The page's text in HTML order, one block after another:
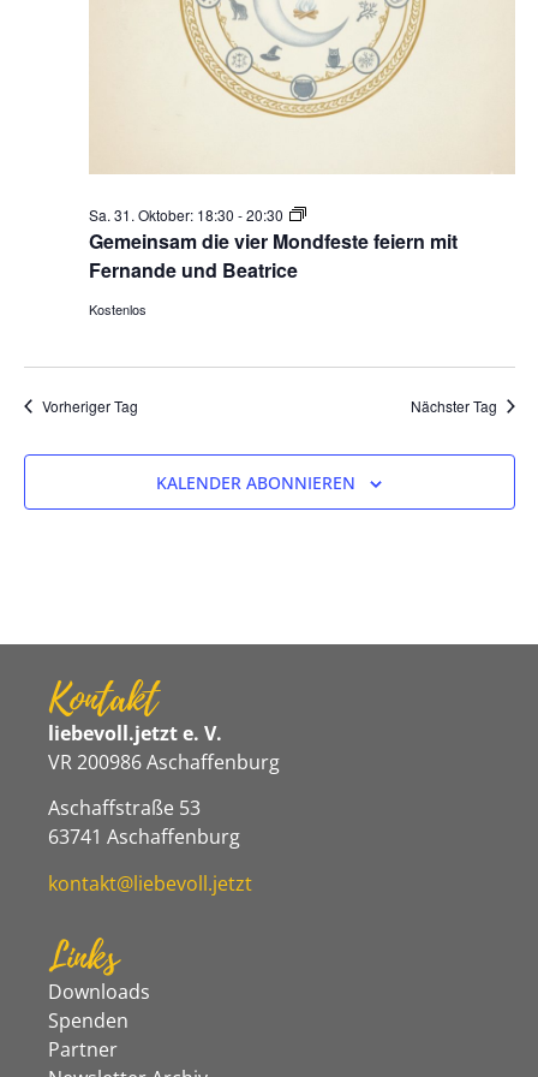
Gemeinsam die vier Mondfeste feiern mit
Fernande und Beatrice
Sa. 31. Oktober: 18:30 -20:30
Gemeinsam
die
Kostenlos
Vorheriger Tag Nächster Tag
KALENDER ABONNIEREN
Kontakt
liebevoll.jetzt e. V.
VR 200986 Aschaffenburg
Aschaffstraße 53
63741 Aschaffenburg
kontakt@liebevoll.jetzt
Links
Downloads
Spenden
Partner